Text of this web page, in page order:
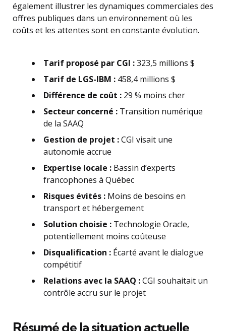
également illustrer les dynamiques commerciales des
offres publiques dans un environnement où les
coûts et les attentes sont en constante évolution.
Tarif proposé par CGI :323,5 millions $
Tarif de LGS-IBM : 458,4 millions $
Différence de coût : 29 % moins cher
Secteur concerné : Transition numérique
de la SAAQ
Gestion de projet :CGI visait une
autonomie accrue
Expertise locale : Bassin d’experts
francophones à Québec
Risques évités : Moins de besoins en
transport et hébergement
Solution choisie : Technologie Oracle,
potentiellement moins coûteuse
Disqualification : Écarté avant le dialogue
compétitif
Relations avec la SAAQ :CGI souhaitait un
contrôle accru sur le projet
Résumé de la situation actuelle